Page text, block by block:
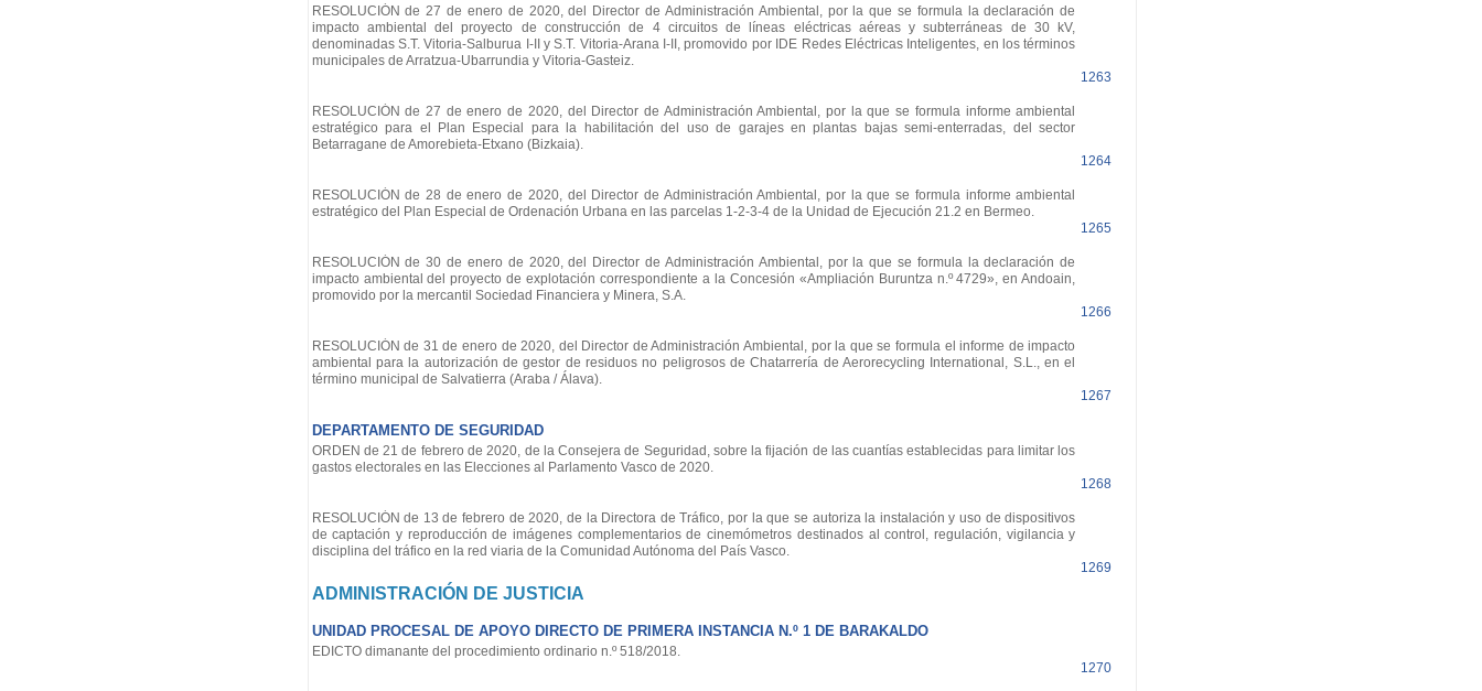
RESOLUCIÓN de 27 de enero de 2020, del Director de Administración Ambiental, por la que se formula la declaración de
impacto ambiental del proyecto de construcción de 4 circuitos de líneas eléctricas aéreas y subterráneas de 30 kV,
denominadas S.T. Vitoria-Salburua I-II y S.T. Vitoria-Arana I-II, promovido por IDE Redes Eléctricas Inteligentes, en los términos
municipales de Arratzua-Ubarrundia y Vitoria-Gasteiz.
1263
RESOLUCIÓN de 27 de enero de 2020, del Director de Administración Ambiental, por la que se formula informe ambiental
estratégico para el Plan Especial para la habilitación del uso de garajes en plantas bajas semi-enterradas, del sector
Betarragane de Amorebieta-Etxano (Bizkaia).
1264
RESOLUCIÓN de 28 de enero de 2020, del Director de Administración Ambiental, por la que se formula informe ambiental
estratégico del Plan Especial de Ordenación Urbana en las parcelas 1-2-3-4 de la Unidad de Ejecución 21.2 en Bermeo.
1265
RESOLUCIÓN de 30 de enero de 2020, del Director de Administración Ambiental, por la que se formula la declaración de
impacto ambiental del proyecto de explotación correspondiente a la Concesión «Ampliación Buruntza n.º 4729», en Andoain,
promovido por la mercantil Sociedad Financiera y Minera, S.A.
1266
RESOLUCIÓN de 31 de enero de 2020, del Director de Administración Ambiental, por la que se formula el informe de impacto
ambiental para la autorización de gestor de residuos no peligrosos de Chatarrería de Aerorecycling International, S.L., en el
término municipal de Salvatierra (Araba / Álava).
1267
DEPARTAMENTO DE SEGURIDAD
ORDEN de 21 de febrero de 2020, de la Consejera de Seguridad, sobre la fijación de las cuantías establecidas para limitar los
gastos electorales en las Elecciones al Parlamento Vasco de 2020.
1268
RESOLUCIÓN de 13 de febrero de 2020, de la Directora de Tráfico, por la que se autoriza la instalación y uso de dispositivos
de captación y reproducción de imágenes complementarios de cinemómetros destinados al control, regulación, vigilancia y
disciplina del tráfico en la red viaria de la Comunidad Autónoma del País Vasco.
1269
ADMINISTRACIÓN DE JUSTICIA
UNIDAD PROCESAL DE APOYO DIRECTO DE PRIMERA INSTANCIA N.º 1 DE BARAKALDO
EDICTO dimanante del procedimiento ordinario n.º 518/2018.
1270